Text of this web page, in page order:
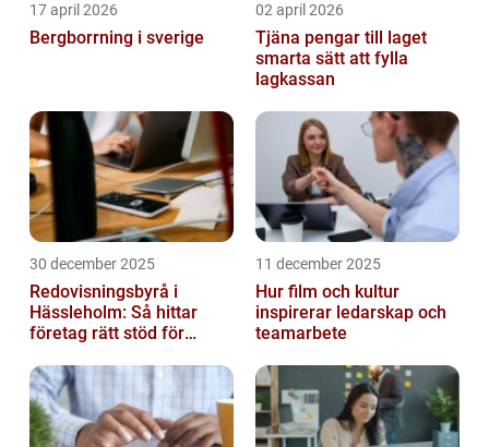
17 april 2026
Bergborrning i sverige
02 april 2026
Tjäna pengar till laget
smarta sätt att fylla
lagkassan
30 december 2025
Redovisningsbyrå i
Hässleholm: Så hittar
företag rätt stöd för
11 december 2025
Hur film och kultur
inspirerar ledarskap och
teamarbete